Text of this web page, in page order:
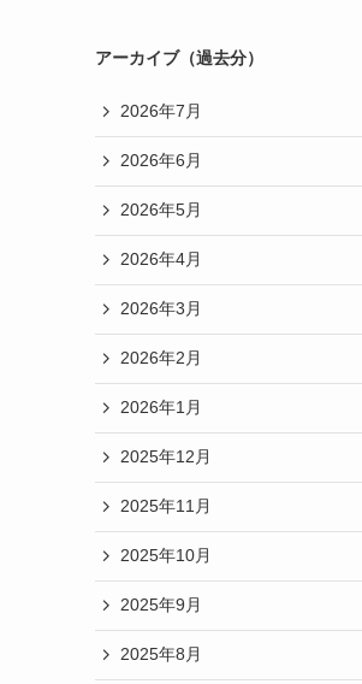
アーカイブ（過去分）
2026年7月
2026年6月
2026年5月
2026年4月
2026年3月
2026年2月
2026年1月
2025年12月
2025年11月
2025年10月
2025年9月
2025年8月